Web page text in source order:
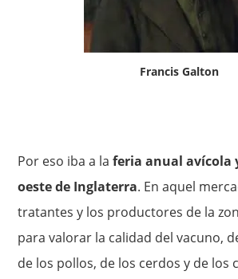
Francis Galton
Por eso iba a laferia anual avícola
oeste de In­glaterra. En aquel
tratantes y los producto­res de la
para valorar la calidad del vacuno,
de los pollos, de los cerdos y de los